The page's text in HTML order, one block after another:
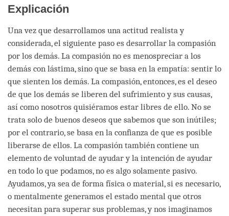
Explicación
Una vez que desarrollamos una actitud realista y
considerada, el siguiente paso es desarrollar la compasión
por los demás. La compasión no es menospreciar a los
demás con lástima, sino que se basa en la empatía: sentir lo
que sienten los demás. La compasión, entonces, es el deseo
de que los demás se liberen del sufrimiento y sus causas,
así como nosotros quisiéramos estar libres de ello. No se
trata solo de buenos deseos que sabemos que son inútiles;
por el contrario, se basa en la confianza de que es posible
liberarse de ellos. La compasión también contiene un
elemento de voluntad de ayudar y la intención de ayudar
en todo lo que podamos, no es algo solamente pasivo.
Ayudamos, ya sea de forma física o material, si es necesario,
o mentalmente generamos el estado mental que otros
necesitan para superar sus problemas, y nos imaginamos